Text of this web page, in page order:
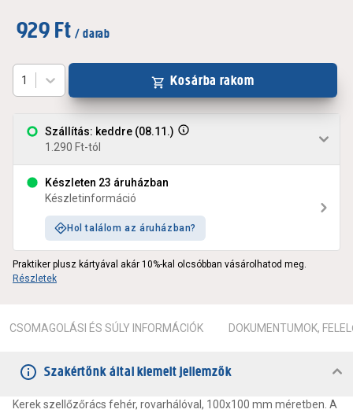
929 Ft / darab
Szállítás: keddre (08.11.)
1.290 Ft-tól
Készleten 23 áruházban
Készletinformáció
Hol találom az áruházban?
1 Kosárba rakom
Praktiker plusz kártyával akár 10%-kal olcsóbban vásárolhatod meg.
Részletek
CSOMAGOLÁSI ÉS SÚLY INFORMÁCIÓK DOKUMENTUMOK,
Szakértőnk által kiemelt jellemzők
Kerek szellőzőrács fehér, rovarhálóval, 100x100 mm méretben. A